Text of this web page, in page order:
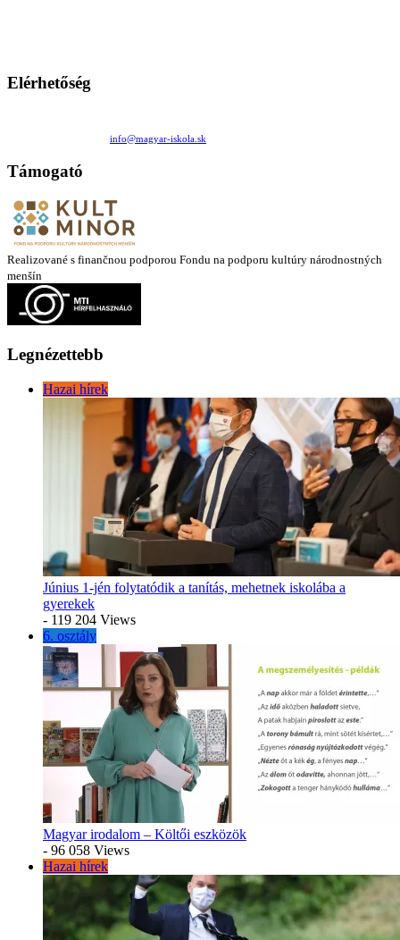
Elérhetőség
info@magyar-iskola.sk
Támogató
Realizované s finančnou podporou Fondu na podporu kultúry národnostných
menšín
Legnézettebb
Hazai hírek
Június 1-jén folytatódik a tanítás, mehetnek iskolába a
gyerekek
- 119 204 Views
6. osztály
Magyar irodalom – Költői eszközök
- 96 058 Views
Hazai hírek